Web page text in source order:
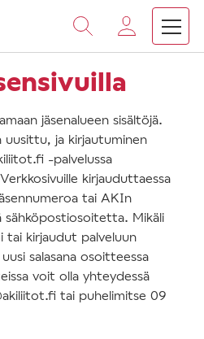
jäsenalueen sisältöjä.
uusittu, ja kirjautuminen
-palvelussa
kirjauduttaessa
tai AKIn
sähköpostiosoitetta. Mikäli
tai kirjaudut palveluun
salasana osoitteessa
voit olla yhteydessä
tai puhelimitse 09